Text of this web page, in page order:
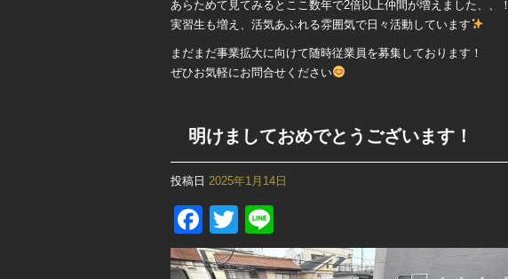
あらためて見てみるとここ数年で2倍以上仲間が増えました、、！
実習生も増え、活気あふれる雰囲気で日々活動しています
まだまだ事業拡大に向けて随時従業員を募集しております！
ぜひお気軽にお問合せください
明けましておめでとうございます！
投稿日 2025年1月14日
Facebook
Twitter